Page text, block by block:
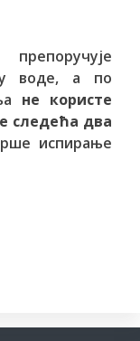
воде, а по
не користе
следећа два
испирање